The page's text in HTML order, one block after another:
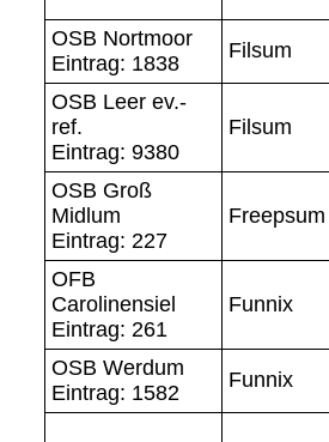
OSB Nortmoor
Eintrag: 1838
Filsum
OSB Leer ev.-
ref.
Eintrag: 9380
Filsum
OSB Groß
Midlum
Eintrag: 227
Freepsum
OFB
Carolinensiel
Eintrag: 261
Funnix
OSB Werdum
Eintrag: 1582
Funnix